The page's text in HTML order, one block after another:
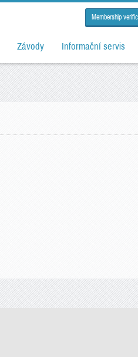
Membership
Závody Informační servis